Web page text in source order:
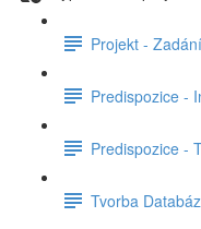
Projekt - Zadání
Predispozice -
Predispozice -
Tvorba